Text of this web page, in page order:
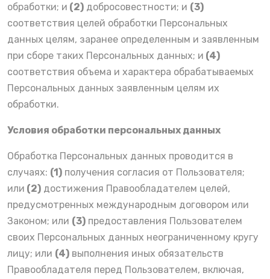
обработки; и (2) добросовестности; и (3)
соответствия целей обработки Персональных
данных целям, заранее определенным и заявленным
при сборе таких Персональных данных; и (4)
соответствия объема и характера обрабатываемых
Персональных данных заявленным целям их
обработки.
Условия обработки персональных данных
Обработка Персональных данных проводится в
случаях: (1) получения согласия от Пользователя;
или (2) достижения Правообладателем целей,
предусмотренных международным договором или
Законом; или (3) предоставления Пользователем
своих Персональных данных неограниченному кругу
лицу; или (4) выполнения иных обязательств
Правообладателя перед Пользователем, включая,